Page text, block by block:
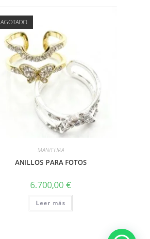
AGOTADO
MANICURA
ANILLOS PARA FOTOS
6.700,00€
Leer más